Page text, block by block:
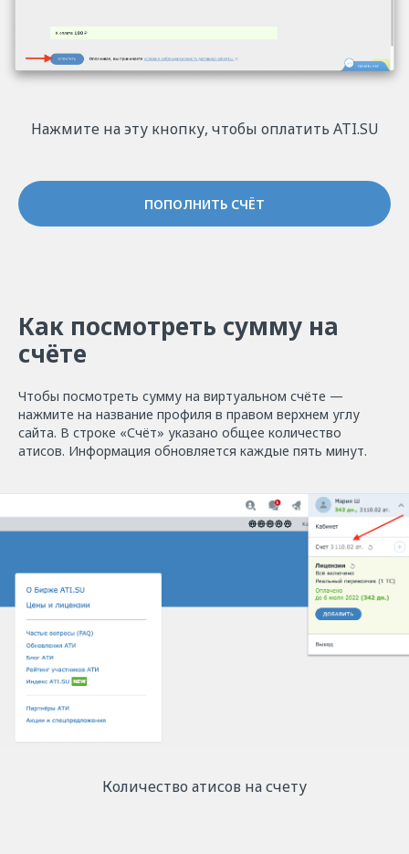
Нажмите на эту кнопку, чтобы оплатить ATI.SU
ПОПОЛНИТЬ СЧЁТ
Как посмотреть сумму на
счёте
Чтобы посмотреть сумму на виртуальном счёте —
нажмите на название профиля в правом верхнем углу
сайта. В строке «Счёт» указано общее количество
атисов. Информация обновляется каждые пять минут.
Количество атисов на счету